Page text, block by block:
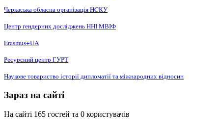
Черкаська обласна організація НCКУ
Центр ґендерних досліджень ННІ МВІФ
Erasmus+UA
Ресурсний центр ГУРТ
Наукове товариство історії дипломатії та міжнародних відносин
Зараз на сайті
На сайті 165 гостей та 0 користувачів